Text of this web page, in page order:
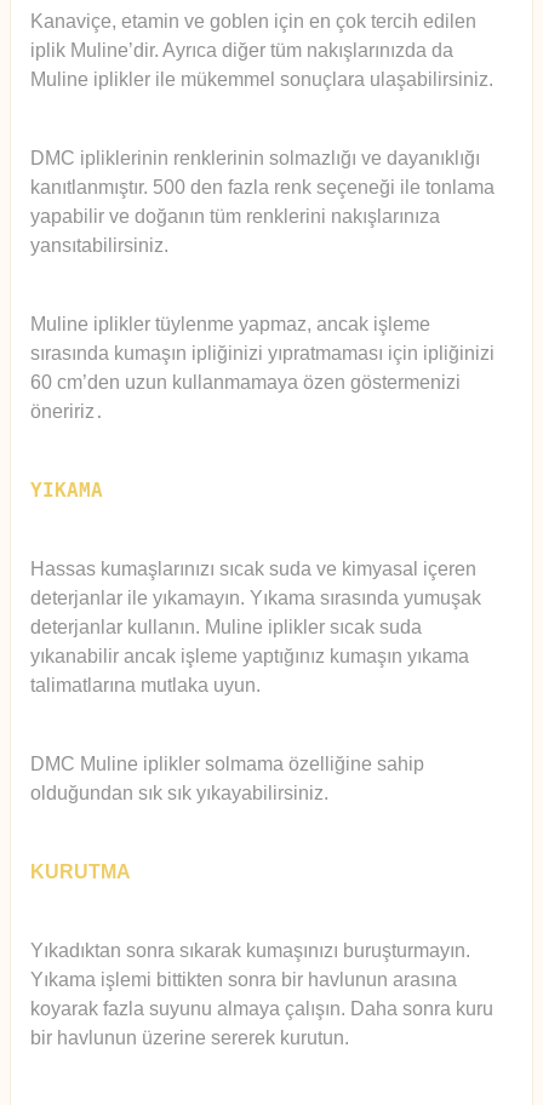
Kanaviçe, etamin ve goblen için en çok tercih edilen
iplik Muline’dir. Ayrıca diğer tüm nakışlarınızda da
Muline iplikler ile mükemmel sonuçlara ulaşabilirsiniz.
DMC ipliklerinin renklerinin solmazlığı ve dayanıklığı
kanıtlanmıştır. 500 den fazla renk seçeneği ile tonlama
yapabilir ve doğanın tüm renklerini nakışlarınıza
yansıtabilirsiniz.
Muline iplikler tüylenme yapmaz, ancak işleme
sırasında kumaşın ipliğinizi yıpratmaması için ipliğinizi
60 cm’den uzun kullanmamaya özen göstermenizi
öneririz .
YIKAMA
Hassas kumaşlarınızı sıcak suda ve kimyasal içeren
deterjanlar ile yıkamayın. Yıkama sırasında yumuşak
deterjanlar kullanın. Muline iplikler sıcak suda
yıkanabilir ancak işleme yaptığınız kumaşın yıkama
talimatlarına mutlaka uyun.
DMC Muline iplikler solmama özelliğine sahip
olduğundan sık sık yıkayabilirsiniz.
KURUTMA
Yıkadıktan sonra sıkarak kumaşınızı buruşturmayın.
Yıkama işlemi bittikten sonra bir havlunun arasına
koyarak fazla suyunu almaya çalışın. Daha sonra kuru
bir havlunun üzerine sererek kurutun.